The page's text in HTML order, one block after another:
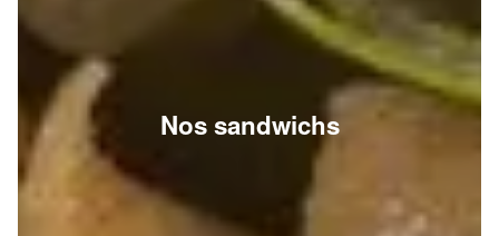
Nos sandwichs